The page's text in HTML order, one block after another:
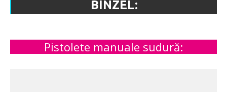
BINZEL:
Pistolete manuale sudură: